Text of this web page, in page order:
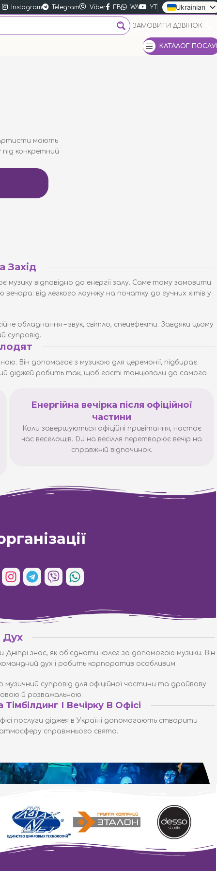
Instagram Telegram Viber FB WA YT
Ukrainian
English
ЗАМОВИТИ ДЗВІНОК
КАТАЛОГ
артисти мають
під конкретний
Захід
відповідно до енергії залу. Саме тому замовити
від легкого лаунжу на початку до гучних хітів у
обладнання – звук, світло, спецефекти. Завдяки цьому
супровід.
Він допомагає з музикою для церемонії, підбирає
діджей робить так, щоб гості танцювали до самого
Енергійна вечірка після офіційної
частини
Коли завершуються офіційні привітання, настає
час веселощів. DJ на весілля перетворює вечір на
справжній відпочинок.
Дух
Дніпрі знає, як об’єднати колег за допомогою музики. Він
дух і робить корпоратив особливим.
музичний супровід для офіційної частини та драйвову
й розважальною.
Тімбілдинг І Вечірку В Офісі
послуги діджея в Україні допомагають створити
атмосферу справжнього свята.